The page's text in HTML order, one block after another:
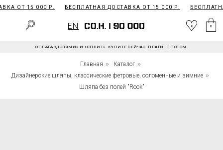
ОТ 15 000 Р. БЕСПЛАТНАЯ ДОСТАВКА ОТ 15 000 Р.
EN 0
EN 0 0
ОПЛАТА «ДОЛЯМИ» И «СПЛИТ». КУПИТЕ СЕЙЧАС. ПЛАТИТЕ ПОТОМ.
Главная » Каталог »
Дизайнерские шляпы, классические фетровые, соломенные и зимние »
Шляпа без полей "Rook"